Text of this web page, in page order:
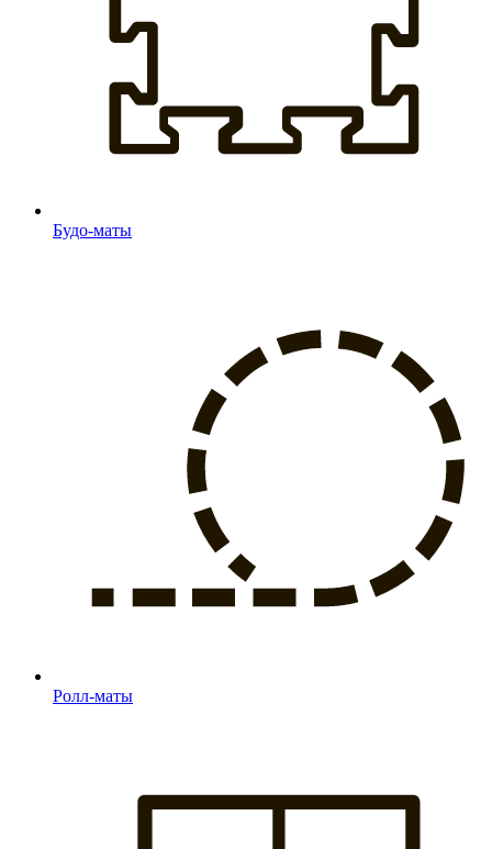
Будо-маты
Ролл-маты